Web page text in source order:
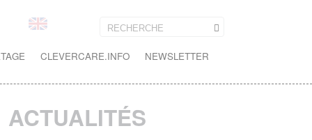
CLEVERCARE.INFO NEWSLETTER
ACTUALITÉS